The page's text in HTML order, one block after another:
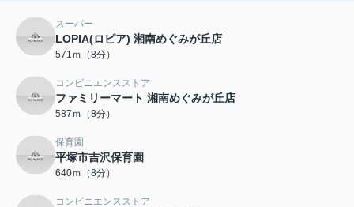
スーパー
LOPIA(ロピア) 湘南めぐみが丘店
571ｍ（8分）
コンビニエンスストア
ファミリーマート 湘南めぐみが丘店
587ｍ（8分）
保育園
平塚市吉沢保育園
640ｍ（8分）
コンビニエンスストア